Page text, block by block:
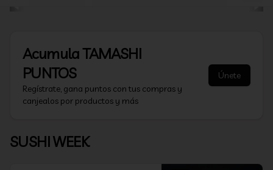
AcumulaTAMASHI
PUNTOS
Regístrate, gana puntos con tus compras y
canjealos por productos y más
Únete
SUSHI WEEK